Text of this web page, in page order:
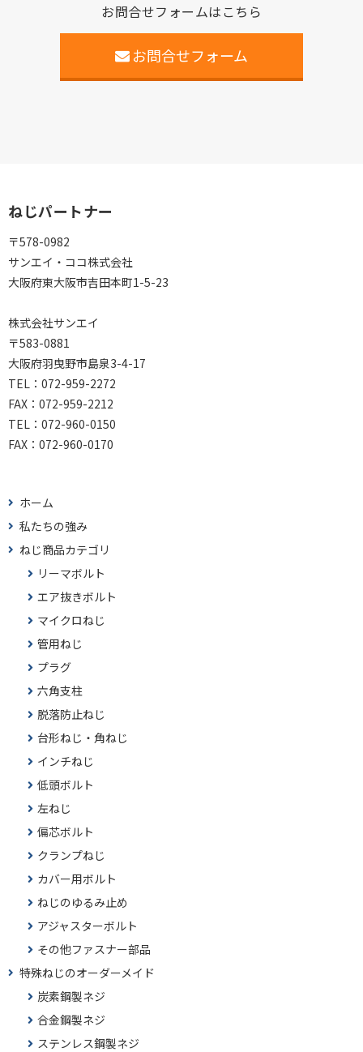
お問合せフォームはこちら
お問合せフォーム
ねじパートナー
〒578-0982
サンエイ・ココ株式会社
大阪府東大阪市吉田本町1-5-23
株式会社サンエイ
〒583-0881
大阪府羽曳野市島泉3-4-17
TEL：072-959-2272
FAX：072-959-2212
TEL： 072-960-0150
FAX： 072-960-0170
ホーム
私たちの強み
ねじ商品カテゴリ
リーマボルト
エア抜きボルト
マイクロねじ
管用ねじ
プラグ
六角支柱
脱落防止ねじ
台形ねじ・角ねじ
インチねじ
低頭ボルト
左ねじ
偏芯ボルト
クランプねじ
カバー用ボルト
ねじのゆるみ止め
アジャスターボルト
その他ファスナー部品
特殊ねじのオーダーメイド
炭素鋼製ネジ
合金鋼製ネジ
ステンレス鋼製ネジ